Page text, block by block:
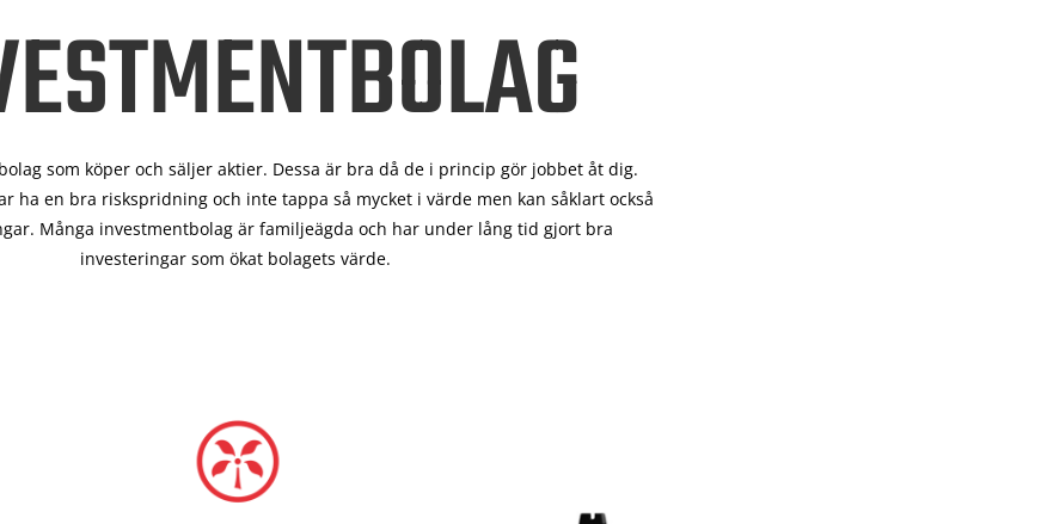
som köper och säljer aktier. Dessa är bra då de i princip gör jobbet åt dig.
ha en bra riskspridning och inte tappa så mycket i värde men kan såklart också
Många investmentbolag är familjeägda och har under lång tid gjort bra
investeringar som ökat bolagets värde.